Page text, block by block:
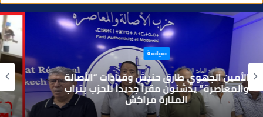
ق
ع
ا
و
ي
ب
حوادث
بعد تداول فيديو يوثق العملية.. أمن مراكش
يطيح بقاصر مشتبه في تورطه في سرقة
مسلحة..